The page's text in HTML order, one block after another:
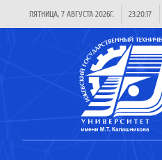
ПЯТНИЦА, 7 АВГУСТА 2026Г. 23:20:17